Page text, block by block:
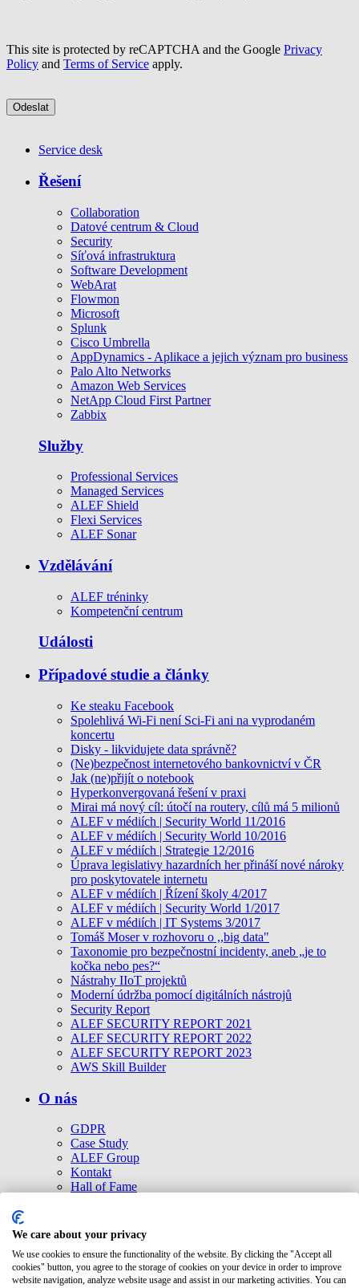
This site is protected by reCAPTCHA and the Google Privacy
Policy and Terms of Service apply.
Service desk
Řešení
Collaboration
Datové centrum & Cloud
Security
Síťová infrastruktura
Software Development
WebArat
Flowmon
Microsoft
Splunk
Cisco Umbrella
AppDynamics - Aplikace a jejich význam pro business
Palo Alto Networks
Amazon Web Services
NetApp Cloud First Partner
Zabbix
Služby
Professional Services
Managed Services
ALEF Shield
Flexi Services
ALEF Sonar
Vzdělávání
ALEF tréninky
Kompetenční centrum
Události
Případové studie a články
Ke steaku Facebook
Spolehlivá Wi-Fi není Sci-Fi ani na vyprodaném
koncertu
Disky - likvidujete data správně?
(Ne)bezpečnost internetového bankovnictví v ČR
Jak (ne)přijít o notebook
Hyperkonvergovaná řešení v praxi
Mirai má nový cíl: útočí na routery, cílů má 5 milionů
ALEF v médiích | Security World 11/2016
ALEF v médiích | Security World 10/2016
ALEF v médiích | Strategie 12/2016
Úprava legislativy hazardních her přináší nové nároky
pro poskytovatele internetu
ALEF v médiích | Řízení školy 4/2017
ALEF v médiích | Security World 1/2017
ALEF v médiích | IT Systems 3/2017
Tomáš Moser v rozhovoru o ,,big data"
Taxonomie pro bezpečnostní incidenty, aneb „je to
kočka nebo pes?“
Nástrahy IIoT projektů
Moderní údržba pomocí digitálních nástrojů
Security Report
ALEF SECURITY REPORT 2021
ALEF SECURITY REPORT 2022
ALEF SECURITY REPORT 2023
AWS Skill Builder
O nás
GDPR
Case Study
ALEF Group
Kontakt
Hall of Fame
Etické kodexy
Společnosti ALEF Group
Kontakt
We care about your privacy
We use cookies to ensure the functionality of the website. By clicking the "Accept all
cookies" button, you agree to the storage of cookies on your device in order to improve
website navigation, analyze website usage and assist in our marketing activities. You can